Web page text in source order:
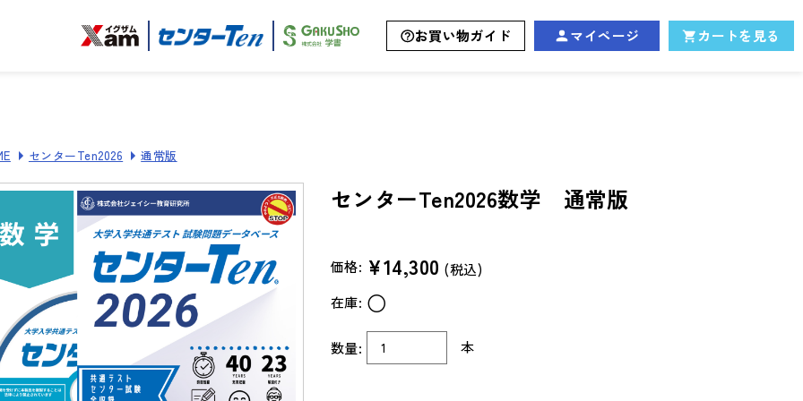
お買い物ガイド マイページ カートを見る
センターTen2026 通常版
センターTen2026数学 通常版
価格: ¥14,300 (税込)
数量: 本
在庫: ○